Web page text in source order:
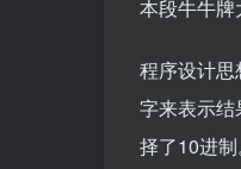
本段牛牛牌
程序设计思
字来表示
择了10进